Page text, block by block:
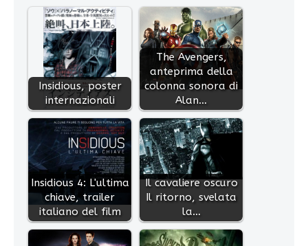
Insidious, poster
internazionali
The Avengers,
anteprima della
colonna sonora di
Alan…
Insidious 4: L'ultima
chiave, trailer
italiano del film
Il cavaliere oscuro
Il ritorno, svelata
la…